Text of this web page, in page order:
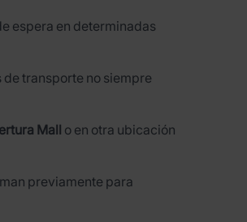
espera en determinadas
transporte no siempre
Mall o en otra ubicación
previamente para